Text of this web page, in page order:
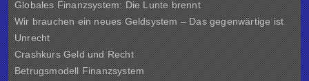
Globales Finanzsystem: Die Lunte brennt
Wir brauchen ein neues Geldsystem – Das gegenwärtige ist
Unrecht
Crashkurs Geld und Recht
Betrugsmodell Finanzsystem